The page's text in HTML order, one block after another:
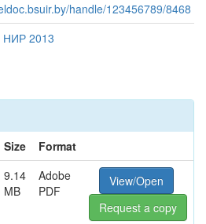
handle/123456789/8468
НИР 2013
Size
Format
9.14
MB
Adobe
PDF
View/Open
Request a copy